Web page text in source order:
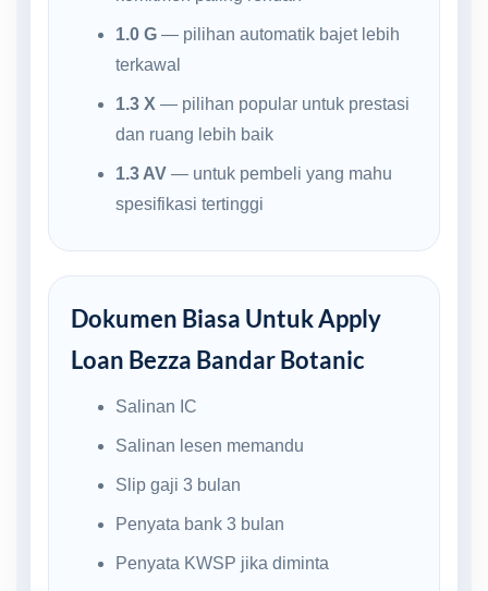
1.0 G— pilihan automatik bajet lebih
terkawal
1.3 X — pilihan popular untuk prestasi
dan ruang lebih baik
1.3 AV— untuk pembeli yang mahu
spesifikasi tertinggi
Dokumen Biasa Untuk Apply
Loan Bezza Bandar Botanic
Salinan IC
Salinan lesen memandu
Slip gaji 3 bulan
Penyata bank 3 bulan
Penyata KWSP jika diminta